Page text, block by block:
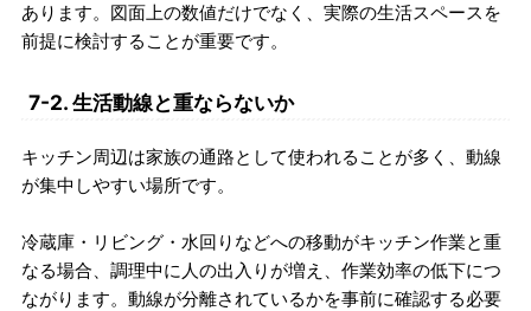
あります。図面上の数値だけでなく、実際の生活スペースを
前提に検討することが重要です。
7-2. 生活動線と重ならないか
キッチン周辺は家族の通路として使われることが多く、動線
が集中しやすい場所です。
冷蔵庫・リビング・水回りなどへの移動がキッチン作業と重
なる場合、調理中に人の出入りが増え、作業効率の低下につ
ながります。動線が分離されているかを事前に確認する必要